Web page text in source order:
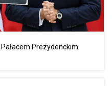
Prezydenckim.